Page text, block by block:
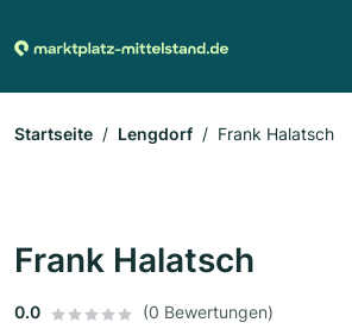
Startseite Lengdorf Frank Halatsch
Frank Halatsch
0.0 (0 Bewertungen)